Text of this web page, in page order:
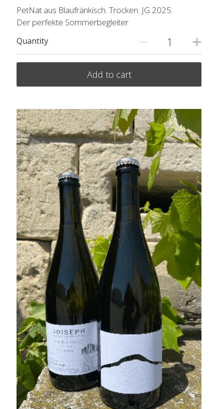
PetNat aus Blaufränkisch. Trocken. JG 2025.
Der perfekte Sommerbegleiter
Quantity
Add to cart